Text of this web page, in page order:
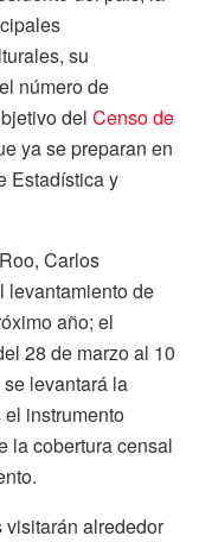
su
número de
del Censo de
ya se preparan en
Estadística y
Carlos
levantamiento de
año; el
28 de marzo al 10
levantará la
instrumento
la cobertura censal
visitarán alrededor